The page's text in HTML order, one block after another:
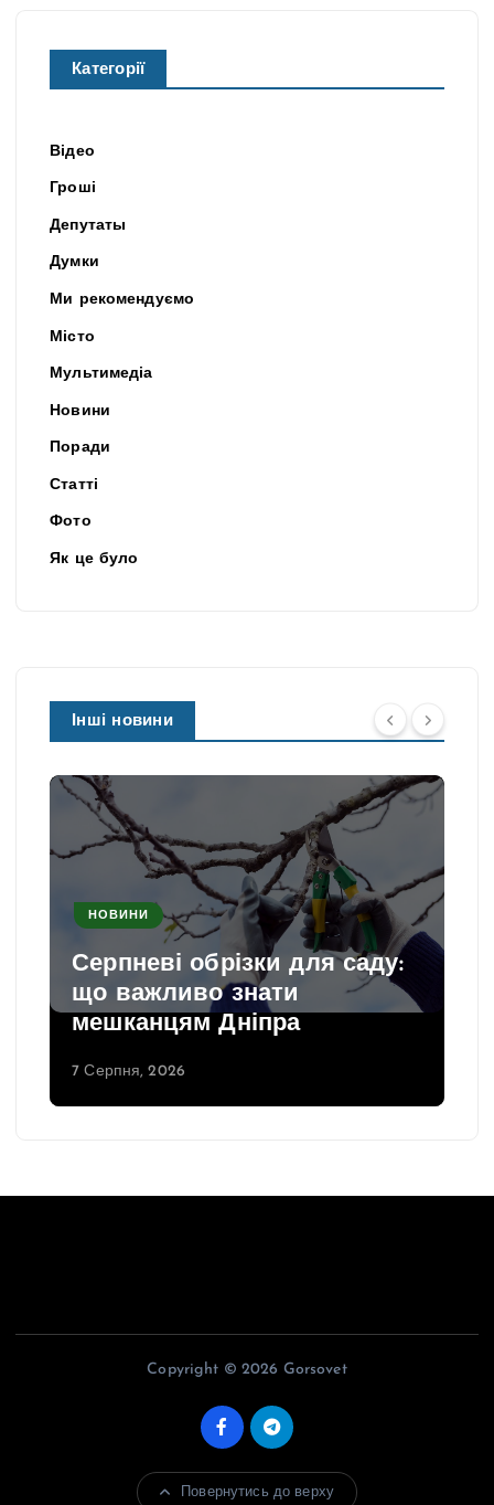
Категорії
Відео
Гроші
Депутаты
Думки
Ми рекомендуємо
Місто
Мультимедіа
Новини
Поради
Статті
Фото
Як це було
Інші новини
НОВИНИ
Серпневі обрізки для саду:
що важливо знати
мешканцям Дніпра
7 Серпня, 2026
Copyright © 2026 Gorsovet
Повернутись до верху